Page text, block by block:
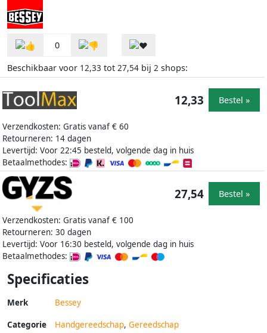
0
Beschikbaar voor 12,33 tot 27,54 bij 2 shops:
Verzendkosten: Gratis vanaf € 60
Retourneren: 14 dagen
Levertijd: Voor 22:45 besteld, volgende dag in huis
Betaalmethodes:
12,33 Bestel »
Verzendkosten: Gratis vanaf € 100
Retourneren: 30 dagen
Levertijd: Voor 16:30 besteld, volgende dag in huis
Betaalmethodes:
27,54 Bestel »
Specificaties
Merk Bessey
Categorie Handgereedschap, Gereedschap